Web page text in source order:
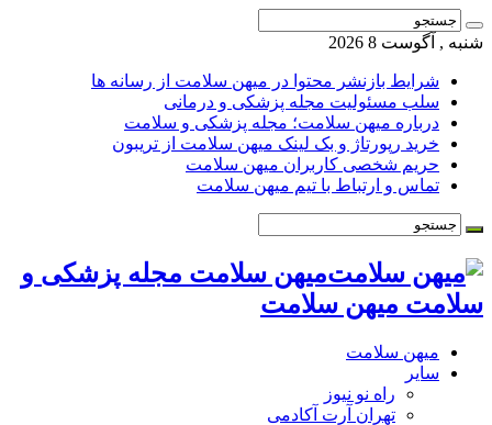
شنبه , آگوست 8 2026
شرایط بازنشر محتوا در میهن سلامت از رسانه ها
سلب مسئولیت مجله پزشکی و درمانی
درباره میهن سلامت؛ مجله پزشکی و سلامت
خرید رپورتاژ و بک لینک میهن سلامت از تریبون
حریم شخصی کاربران میهن سلامت
تماس و ارتباط با تیم میهن سلامت
میهن سلامت مجله پزشکی و
سلامت میهن سلامت
میهن سلامت
سایر
راه نو نیوز
تهران آرت آکادمی